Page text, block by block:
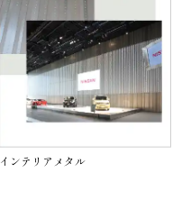
インテリアメタル